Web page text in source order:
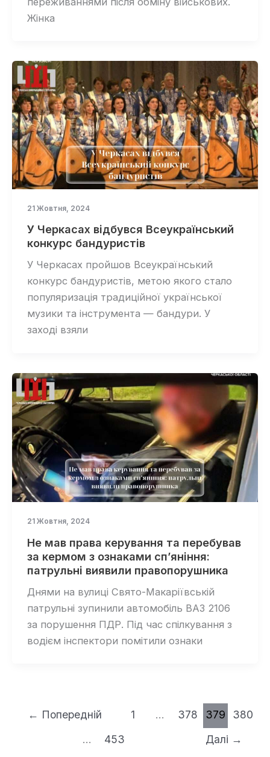
Жінка
21 Жовтня, 2024
У Черкасах відбувся Всеукраїнський
конкурс бандуристів
У Черкасах пройшов Всеукраїнський
конкурс бандуристів, метою якого стало
популяризація традиційної української
музики та інструмента — бандури. У
заході взяли
21 Жовтня, 2024
Не мав права керування та перебував
за кермом з ознаками сп’яніння:
патрульні виявили правопорушника
Днями на вулиці Свято-Макаріївській
патрульні зупинили автомобіль ВАЗ 2106
за порушення ПДР. Під час спілкування з
водієм інспектори помітили ознаки
← Попередній 1 … 378 379
380
…
453 Далі →